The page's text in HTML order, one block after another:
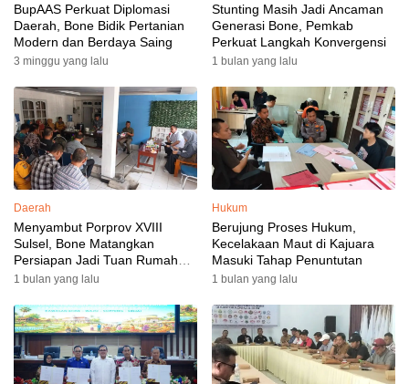
BupAAS Perkuat Diplomasi
Daerah, Bone Bidik Pertanian
Modern dan Berdaya Saing
3 minggu yang lalu
Stunting Masih Jadi Ancaman
Generasi Bone, Pemkab
Perkuat Langkah Konvergensi
1 bulan yang lalu
Daerah
Menyambut Porprov XVIII
Sulsel, Bone Matangkan
Persiapan Jadi Tuan Rumah
yang Berkesan: Wakil Bupati
Targetkan Venue dan
Akomodasi Rampung
1 bulan yang lalu
Hukum
Berujung Proses Hukum,
Kecelakaan Maut di Kajuara
Masuki Tahap Penuntutan
1 bulan yang lalu